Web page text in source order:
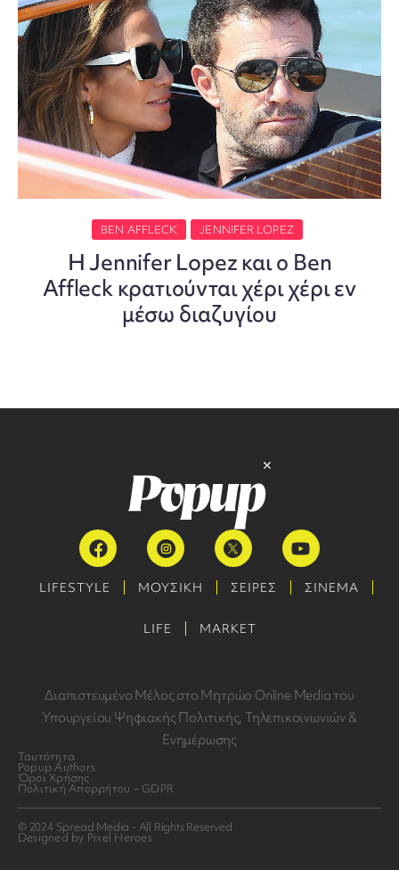
BEN AFFLECK JENNIFER LOPEZ
Η Jennifer Lopez και ο Ben
Affleck κρατιούνται χέρι χέρι εν
μέσω διαζυγίου
LIFESTYLE ΜΟΥΣΙΚΗ ΣΕΙΡΕΣ ΣΙΝΕΜΑ
LIFE MARKET
Διαπιστευμένο Μέλος στο Μητρώο Online Media του
Υπουργείου Ψηφιακής Πολιτικής, Τηλεπικοινωνιών &
Ενημέρωσης
Ταυτότητα
Popup Authors
Όροι Χρήσης
Πολιτική Απορρήτου – GDPR
© 2024 Spread Media - All Rights Reserved
Designed by Pixel Heroes